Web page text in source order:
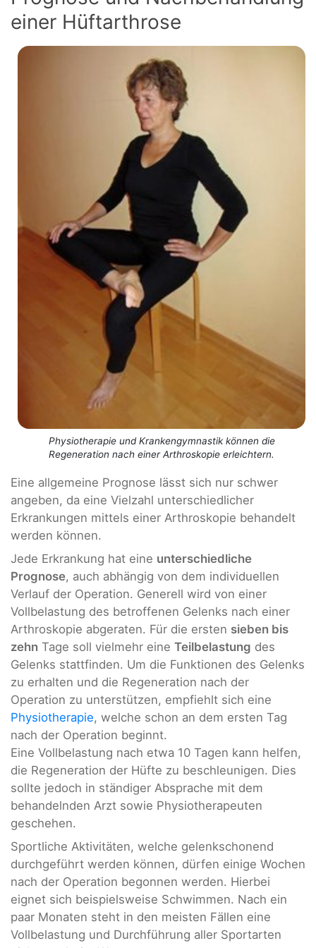
einer Hüftarthrose
Physiotherapie und Krankengymnastik können die
Regeneration nach einer Arthroskopie erleichtern.
Eine allgemeine Prognose lässt sich nur schwer
angeben, da eine Vielzahl unterschiedlicher
Erkrankungen mittels einer Arthroskopie behandelt
werden können.
Jede Erkrankung hat eine unterschiedliche
Prognose, auch abhängig von dem individuellen
Verlauf der Operation. Generell wird von einer
Vollbelastung des betroffenen Gelenks nach einer
Arthroskopie abgeraten. Für die ersten sieben bis
zehn Tage soll vielmehr eine Teilbelastung des
Gelenks stattfinden. Um die Funktionen des Gelenks
zu erhalten und die Regeneration nach der
Operation zu unterstützen, empfiehlt sich eine
Physiotherapie, welche schon an dem ersten Tag
nach der Operation beginnt.
Eine Vollbelastung nach etwa 10 Tagen kann helfen,
die Regeneration der Hüfte zu beschleunigen. Dies
sollte jedoch in ständiger Absprache mit dem
behandelnden Arzt sowie Physiotherapeuten
geschehen.
Sportliche Aktivitäten, welche gelenkschonend
durchgeführt werden können, dürfen einige Wochen
nach der Operation begonnen werden. Hierbei
eignet sich beispielsweise Schwimmen. Nach ein
paar Monaten steht in den meisten Fällen eine
Vollbelastung und Durchführung aller Sportarten